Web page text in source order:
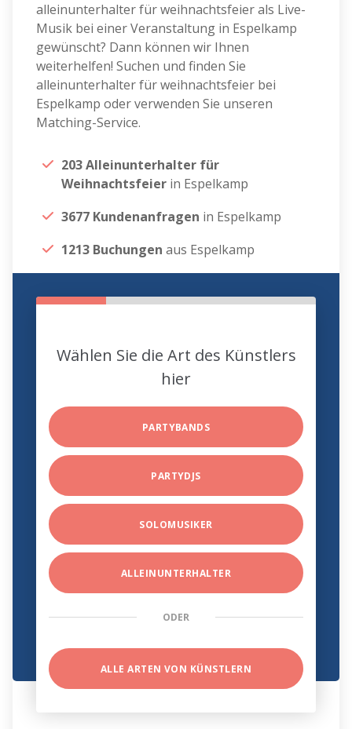
alleinunterhalter für weihnachtsfeier als Live-
Musik bei einer Veranstaltung in Espelkamp
gewünscht? Dann können wir Ihnen
weiterhelfen! Suchen und finden Sie
alleinunterhalter für weihnachtsfeier bei
Espelkamp oder verwenden Sie unseren
Matching-Service.
203 Alleinunterhalter für
Weihnachtsfeier in Espelkamp
3677 Kundenanfragen in Espelkamp
1213 Buchungen aus Espelkamp
Wählen Sie die Art des Künstlers
hier
PARTYBANDS
PARTYDJS
SOLOMUSIKER
ALLEINUNTERHALTER
ODER
ALLE ARTEN VON KÜNSTLERN